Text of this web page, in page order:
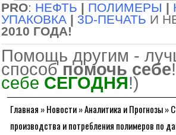
PRO: НЕФТЬ | ПОЛИМЕРЫ |
УПАКОВКА | 3D-ПЕЧАТЬ И
2010 ГОДА!
Помощь другим -
способ помочь себе!
себе СЕГОДНЯ!)
Главная »Новости»Аналитика и Прогнозы»
производства и потребления полимеров по